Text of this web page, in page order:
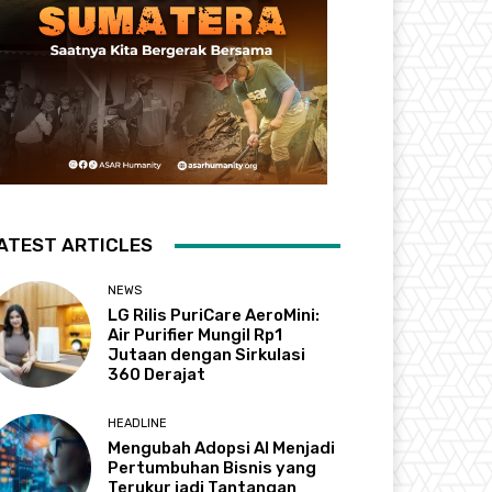
ARTICLES
NEWS
LG Rilis PuriCare AeroMini:
Air Purifier Mungil Rp1
Jutaan dengan Sirkulasi
360 Derajat
HEADLINE
Mengubah Adopsi AI Menjadi
Pertumbuhan Bisnis yang